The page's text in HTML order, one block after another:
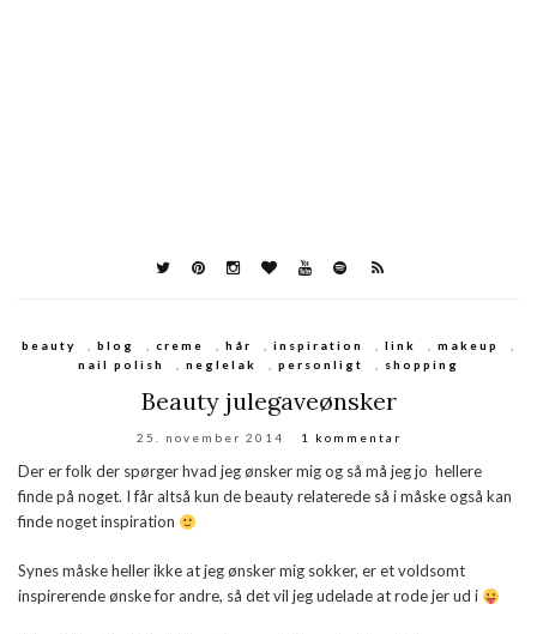
beauty , blog , creme , hår , inspiration , link , makeup
,
nail polish
, neglelak , personligt , shopping
Beauty julegaveønsker
25. november 2014 1 kommentar
Der er folk der spørger hvad jeg ønsker mig og så må jeg jo hellere
finde på noget. I får altså kun de beauty relaterede så i måske også kan
finde noget inspiration
Synes måske heller ikke at jeg ønsker mig sokker, er et voldsomt
inspirerende ønske for andre, så det vil jeg udelade at rode jer ud i